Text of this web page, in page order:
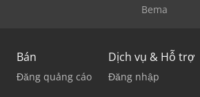
Bema
Bán
Đăng quảng cáo
Dịch vụ & Hỗ trợ
Đăng nhập